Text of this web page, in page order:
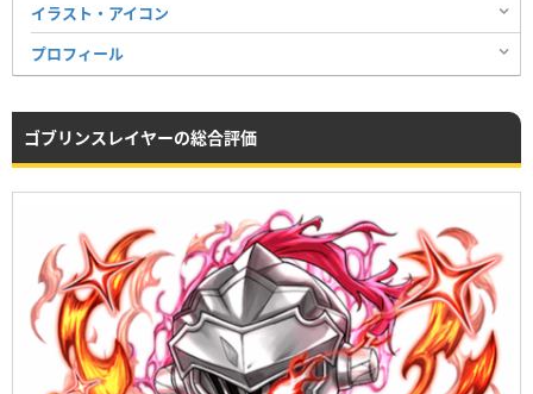
イラスト・アイコン
プロフィール
ゴブリンスレイヤーの総合評価